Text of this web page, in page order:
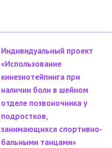
Индивидуальный проект
«Использование
кинезиотейпинга при
наличии боли в шейном
отделе позвоночника у
подростков,
занимающихся спортивно-
бальными танцами»